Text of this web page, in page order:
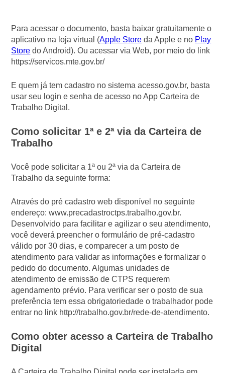
Para acessar o documento, basta baixar gratuitamente o
aplicativo na loja virtual (Apple Store da Apple e no Play
Store do Android). Ou acessar via Web, por meio do link
https://servicos.mte.gov.br/
E quem já tem cadastro no sistema acesso.gov.br, basta
usar seu login e senha de acesso no App Carteira de
Trabalho Digital.
Como solicitar 1ª e 2ª via da Carteira de
Trabalho
Você pode solicitar a 1ª ou 2ª via da Carteira de
Trabalho da seguinte forma:
Através do pré cadastro web disponível no seguinte
endereço: www.precadastroctps.trabalho.gov.br.
Desenvolvido para facilitar e agilizar o seu atendimento,
você deverá preencher o formulário de pré-cadastro
válido por 30 dias, e comparecer a um posto de
atendimento para validar as informações e formalizar o
pedido do documento. Algumas unidades de
atendimento de emissão de CTPS requerem
agendamento prévio. Para verificar ser o posto de sua
preferência tem essa obrigatoriedade o trabalhador pode
entrar no link http://trabalho.gov.br/rede-de-atendimento.
Como obter acesso a Carteira de Trabalho
Digital